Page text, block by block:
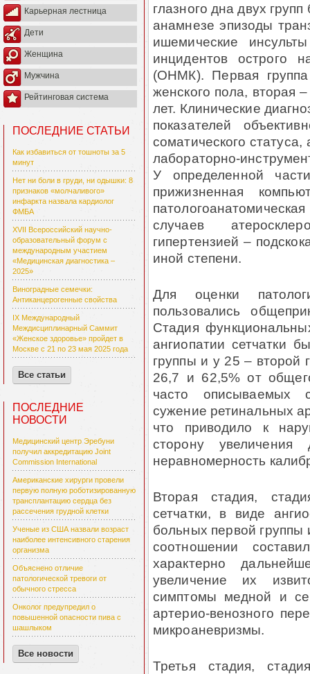
Карьерная лестница
Дети
Женщина
Мужчина
Рейтинговая система
ПОСЛЕДНИЕ СТАТЬИ
Как избавиться от тошноты за 5
минут
Нет ни боли в груди, ни одышки: 8
признаков «молчаливого»
инфаркта назвала кардиолог
ФМБА
XVII Всероссийский научно-
образовательный форум с
международным участием
«Медицинская диагностика –
2025»
Виноградные семечки:
Антиканцерогенные свойства
IX Международный
Междисциплинарный Саммит
«Женское здоровье» пройдет в
Москве с 21 по 23 мая 2025 года
Все статьи
ПОСЛЕДНИЕ
НОВОСТИ
Медицинский центр Эребуни
получил аккредитацию Joint
Commission International
Американские хирурги провели
первую полную роботизированную
трансплантацию сердца без
рассечения грудной клетки
Ученые из США назвали возраст
наиболее интенсивного старения
организма
Объяснено отличие
патологической тревоги от
обычного стресса
Онколог предупредил о
повышенной опасности пива с
шашлыком
Все новости
глазного дна двух
анамнезе эпизоды
ишемические
инцидентов острого
(ОНМК). Первая
женского пола, вторая
лет. Клинические
показателей
соматического
лабораторно-
У определенной
прижизненная
случаев
гипертензией –
иной степени.
Для оценки
пользовались
Стадия
ангиопатии сетчатки
группы и у 25 – второй
26,7 и 62,5% от
часто описываемых
сужение ретинальных
что приводило к
сторону
неравномерность
Вторая стадия,
сетчатки, в виде
больных первой группы
соотношении
характерно
увеличение их
симптомы медной и
артерио-венозного
микроаневризмы.
Третья стадия,